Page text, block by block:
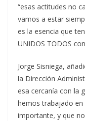
“esas actitudes no
vamos a estar
es la esencia que
UNIDOS TODOS
Jorge Sisniega,
la Dirección
esa cercanía con la
hemos trabajado
importante, y que